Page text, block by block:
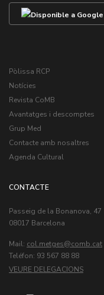
Pòlissa RCP
Notícies
Revista CoMB
Avantatges i descomptes
Grup Med
Contacte amb nosaltres
Agenda Cultural
CONTACTE
Passeig de la Bonanova, 47
08017 Barcelona
Mail: col.metges
Teléfon: 93 567 88 88
VEURE DELEGACIONS